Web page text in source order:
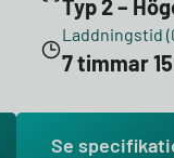
Typ 2 –
Laddningstid
7 timmar
Se